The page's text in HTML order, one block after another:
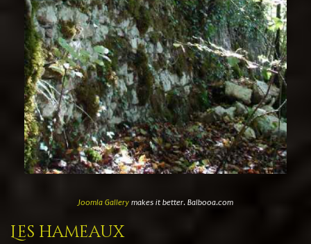
Joomla Gallerymakes it better. Balbooa.com
Les hameaux